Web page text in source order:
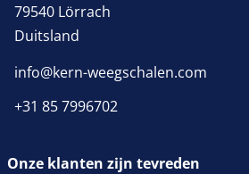
79540 Lörrach
Duitsland
info@kern-weegschalen.com
+31 85 7996702
Onze klanten zijn tevreden